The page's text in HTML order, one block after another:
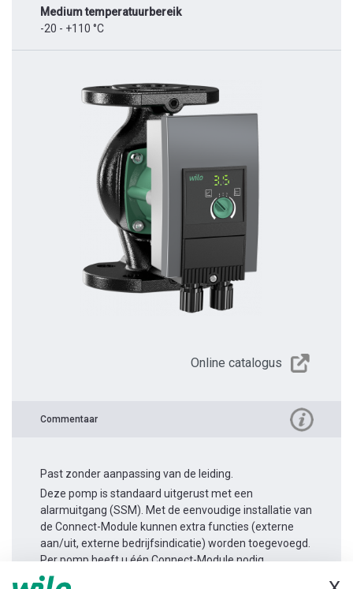
Medium temperatuurbereik
-20 - +110 °C
Online catalogus
Commentaar
Past zonder aanpassing van de leiding.
Deze pomp is standaard uitgerust met een
alarmuitgang (SSM). Met de eenvoudige installatie van
de Connect-Module kunnen extra functies (externe
aan/uit, externe bedrijfsindicatie) worden toegevoegd.
Per pomp heeft u één Connect-Module nodig.